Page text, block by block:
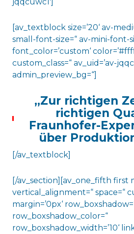
[av_textblock size=’20‘ av-
small-font-size=“ av-mini-font-
font_color=’custom‘
custom_class=“ av_uid=’av-
admin_preview_bg=“]
„Zur richtigen
richtigen
Fraunhofer-
über
[/av_textblock]
[/av_section][av_one_fifth first
vertical_alignment=“ space=“
margin=’0px‘
row_boxshadow_color=“
row_boxshadow_width=’10‘